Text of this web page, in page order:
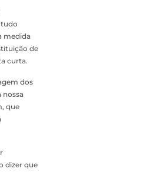
medida
de
curta.
dos
nossa
que
dizer que